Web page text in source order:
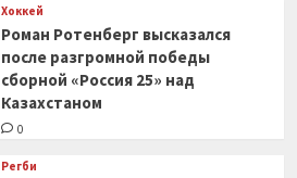
Хоккей
Роман Ротенберг высказался
после разгромной победы
сборной «Россия 25» над
Казахстаном
0
Регби